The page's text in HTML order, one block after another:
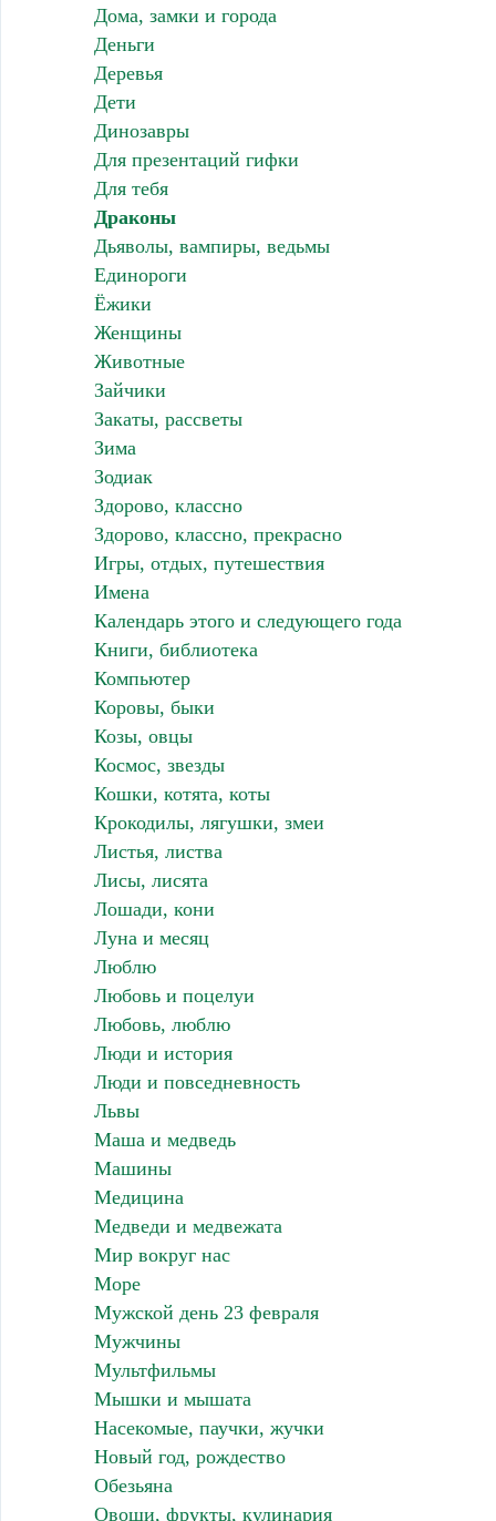
Дома, замки и города
Деньги
Деревья
Дети
Динозавры
Для презентаций гифки
Для тебя
Драконы
Дьяволы, вампиры, ведьмы
Единороги
Ёжики
Женщины
Животные
Зайчики
Закаты, рассветы
Зима
Зодиак
Здорово, классно
Здорово, классно, прекрасно
Игры, отдых, путешествия
Имена
Календарь этого и следующего года
Книги, библиотека
Компьютер
Коровы, быки
Козы, овцы
Космос, звезды
Кошки, котята, коты
Крокодилы, лягушки, змеи
Листья, листва
Лисы, лисята
Лошади, кони
Луна и месяц
Люблю
Любовь и поцелуи
Любовь, люблю
Люди и история
Люди и повседневность
Львы
Маша и медведь
Машины
Медицина
Медведи и медвежата
Мир вокруг нас
Море
Мужской день 23 февраля
Мужчины
Мультфильмы
Мышки и мышата
Насекомые, паучки, жучки
Новый год, рождество
Обезьяна
Овощи, фрукты, кулинария